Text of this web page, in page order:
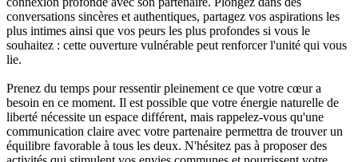
conversations sincères et authentiques, partagez vos aspirations les
plus intimes ainsi que vos peurs les plus profondes si vous le
souhaitez : cette ouverture vulnérable peut renforcer l'unité qui vous
lie.
Prenez du temps pour ressentir pleinement ce que votre cœur a
besoin en ce moment. Il est possible que votre énergie naturelle de
liberté nécessite un espace différent, mais rappelez-vous qu'une
communication claire avec votre partenaire permettra de trouver un
équilibre favorable à tous les deux. N'hésitez pas à proposer des